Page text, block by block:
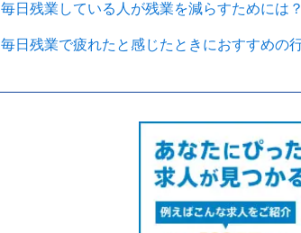
毎日残業している人が残業を減らすためには？
毎日残業で疲れたと感じたときにおすすめの